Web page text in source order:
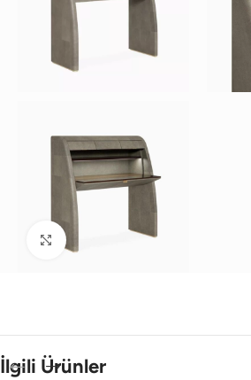
Büyütmek için tıklayın
İlgili Ürünler